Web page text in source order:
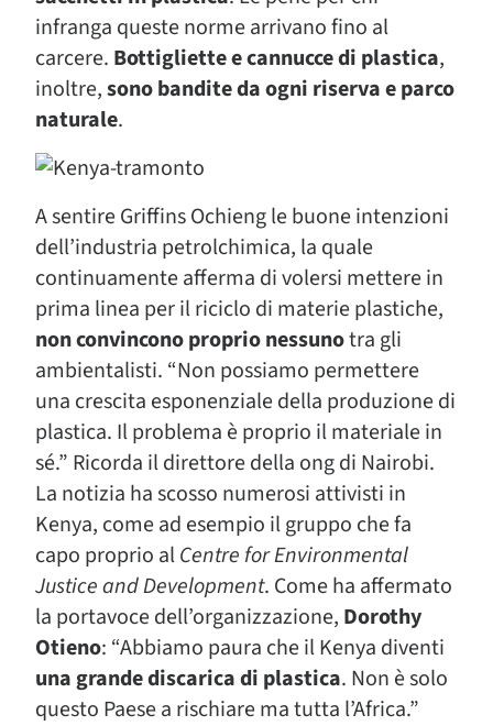
infranga queste norme arrivano fino al
carcere. Bottigliette e cannucce di plastica,
inoltre,sono bandite da ogni riserva e parco
naturale.
A sentire Griffins Ochieng le buone intenzioni
dell’industria petrolchimica, la quale
continuamente afferma di volersi mettere in
prima linea per il riciclo di materie plastiche,
non convincono proprio nessunotra gli
ambientalisti. “Non possiamo permettere
una crescita esponenziale della produzione di
plastica. Il problema è proprio il materiale in
sé.” Ricorda il direttore della ong di Nairobi.
La notizia ha scosso numerosi attivisti in
Kenya, come ad esempio il gruppo che fa
capo proprio alCentre for Environmental
Justice and Development. Come ha affermato
la portavoce dell’organizzazione, Dorothy
Otieno: “Abbiamo paura che il Kenya diventi
una grande discarica di plastica. Non è solo
questo Paese a rischiare ma tutta l’Africa.”